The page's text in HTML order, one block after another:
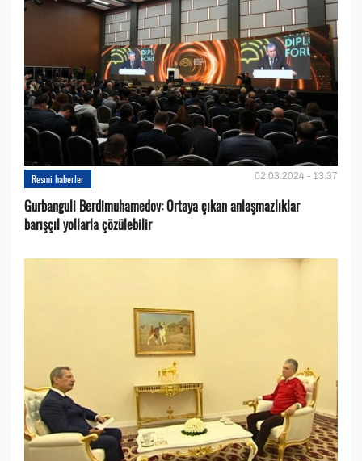
Resmi haberler 02.03.2024 - 13:37
Gurbanguli Berdimuhamedov: Ortaya çıkan anlaşmazlıklar
barışçıl yollarla çözülebilir